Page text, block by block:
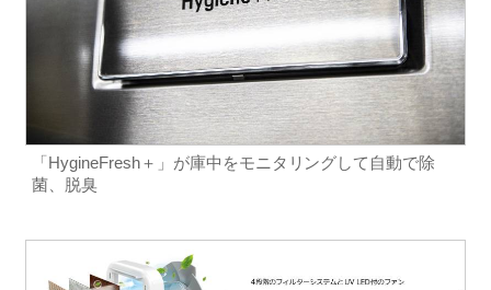
「HygineFresh＋」が庫中をモニタリングして自動で除
菌、脱臭